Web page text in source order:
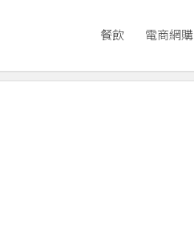
餐飲 電商網購